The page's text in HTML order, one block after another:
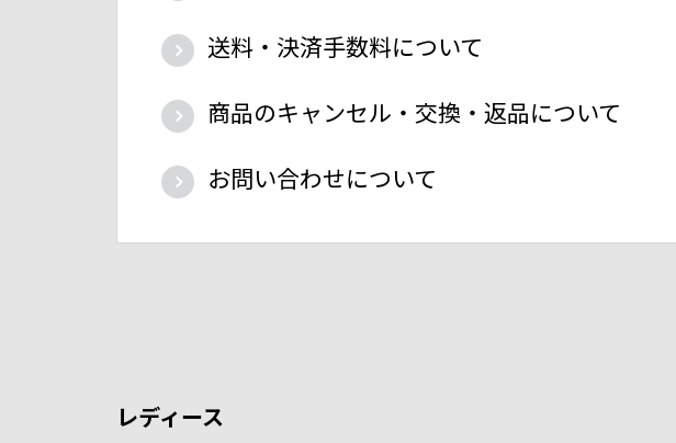
送料・決済手数料について
商品のキャンセル・交換・返品について
お問い合わせについて
レディース